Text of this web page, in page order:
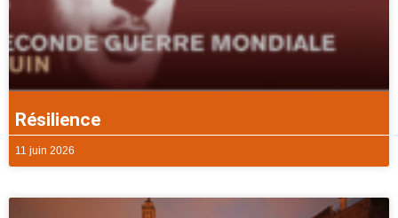
Résilience
11 juin 2026